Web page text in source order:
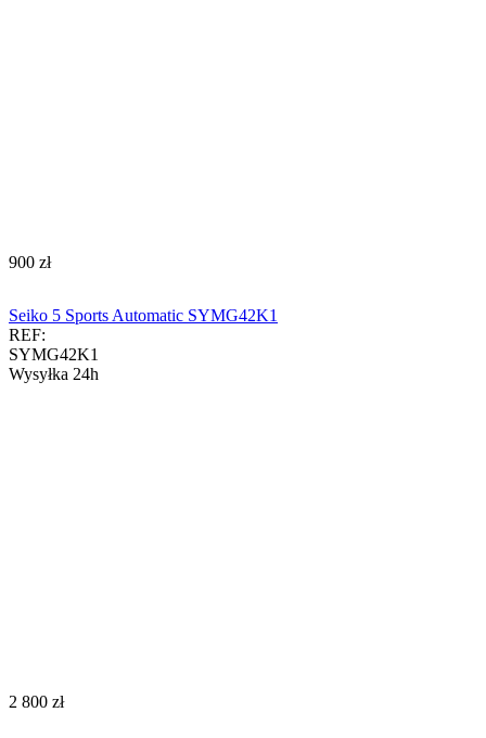
‍900‍ zł
Seiko 5 Sports Automatic SYMG42K1
REF:
SYMG42K1
Wysyłka 24h
‍2 800‍ zł